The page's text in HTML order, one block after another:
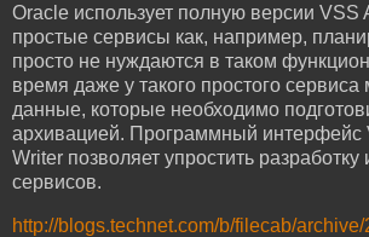
Oracle использует полную версии VSS
простые сервисы как, например,
просто не нуждаются в таком
время даже у такого простого сервиса
данные, которые необходимо
архивацией. Программный интерфейс
Writer позволяет упростить разработку
сервисов.
http://blogs.technet.com/b/filecab/